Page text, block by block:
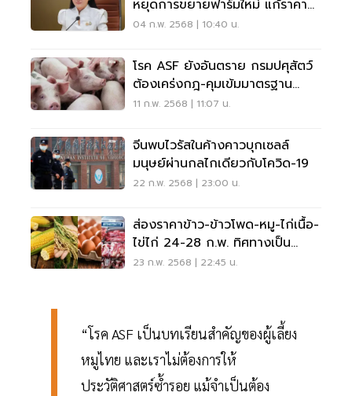
หยุดการขยายฟาร์มใหม่ แก้ราคา
หมูผันผวน
04 ก.พ. 2568 | 10:40 น.
โรค ASF ยังอันตราย กรมปศุสัตว์
ต้องเคร่งกฎ-คุมเข้มมาตรฐาน
ฟาร์มต่อเนื่อง
11 ก.พ. 2568 | 11:07 น.
จีนพบไวรัสในค้างคาวบุกเซลล์
มนุษย์ผ่านกลไกเดียวกับโควิด-19
22 ก.พ. 2568 | 23:00 น.
ส่องราคาข้าว-ข้าวโพด-หมู-ไก่เนื้อ-
ไข่ไก่ 24-28 ก.พ. ทิศทางเป็น
อย่างไร?
23 ก.พ. 2568 | 22:45 น.
“โรค ASF เป็นบทเรียนสำคัญของผู้เลี้ยง
หมูไทย และเราไม่ต้องการให้
ประวัติศาสตร์ซ้ำรอย แม้จำเป็นต้อง